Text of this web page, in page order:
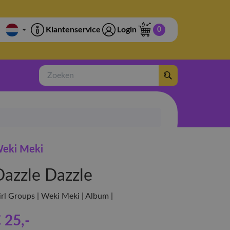
Klantenservice Login 0
Zoeken
Meki
Dazzle
Groups | Weki Meki | Album |
25,-